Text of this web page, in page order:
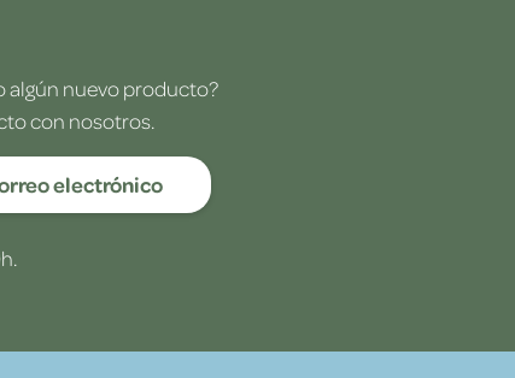
algún nuevo producto?
con nosotros.
electrónico